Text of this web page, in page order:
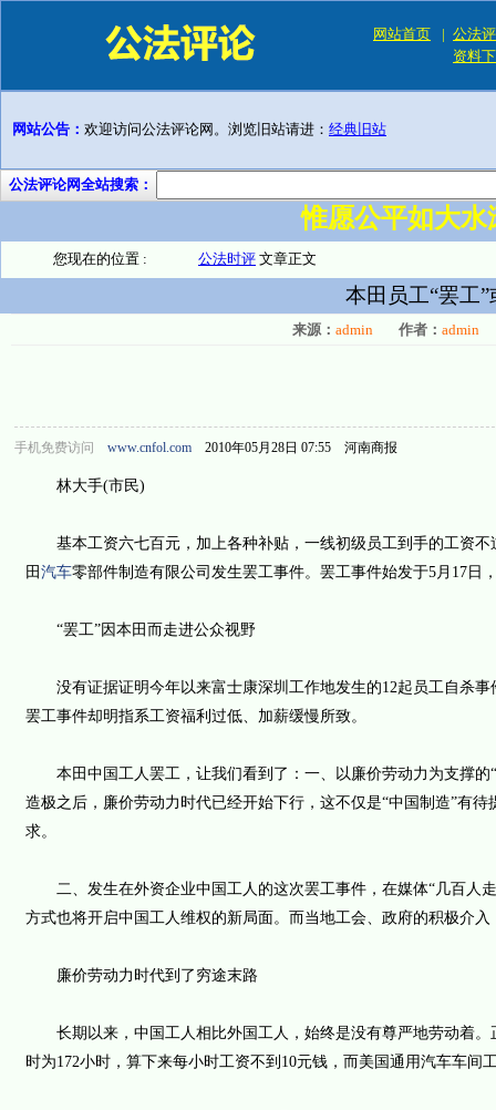
网站首页 | 公法
资料
网站公告： 欢迎访问公法评论网。浏览旧站请进： 经典旧站
公法评论网全站搜索：
惟愿公平如大
您现在的位置 : 公法时评 文章正文
本田员工“罢工
来源： admin 作者： admin
手机免费访问 www.cnfol.com2010年05月28日 07:55 河南商报
林大手(市民)
基本工资六七百元，加上各种补贴，一线初级员工到手的工资不
田 汽车零部件制造有限公司发生罢工事件。罢工事件始发于5月17日
“罢工”因本田而走进公众视野
没有证据证明今年以来富士康深圳工作地发生的12起员工自杀事
罢工事件却明指系工资福利过低、加薪缓慢所致。
本田中国工人罢工，让我们看到了：一、以廉价劳动力为支撑的
造极之后，廉价劳动力时代已经开始下行，这不仅是“中国制造”有
求。
二、发生在外资企业中国工人的这次罢工事件，在媒体“几百人走
方式也将开启中国工人维权的新局面。而当地工会、政府的积极介
廉价劳动力时代到了穷途末路
长期以来，中国工人相比外国工人，始终是没有尊严地劳动着。
时为172小时，算下来每小时工资不到10元钱，而美国通用汽车车间